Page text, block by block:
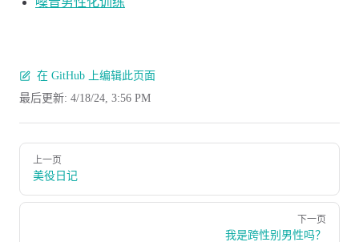
在 GitHub 上编辑此页面
最后更新: 4/18/24, 3:56 PM
Pager
上一页
美役日记
下一页
我是跨性别男性吗？